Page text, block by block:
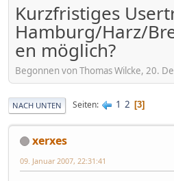
Kurzfristiges
Hamburg/Harz/
en möglich?
Begonnen von Thomas Wilcke, 20.
NACH UNTEN Seiten 1 2 3
xerxes
09. Januar 2007, 22:31:41